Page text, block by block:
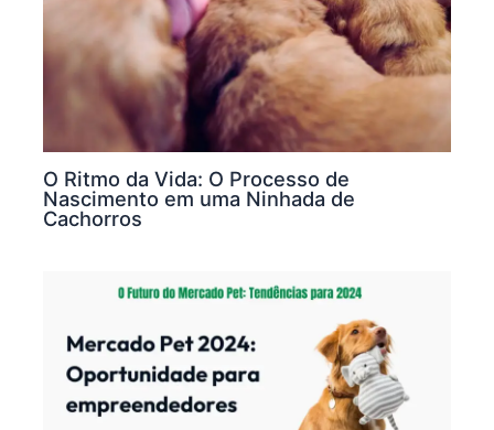
O Ritmo da Vida: O Processo de
Nascimento em uma Ninhada de
Cachorros